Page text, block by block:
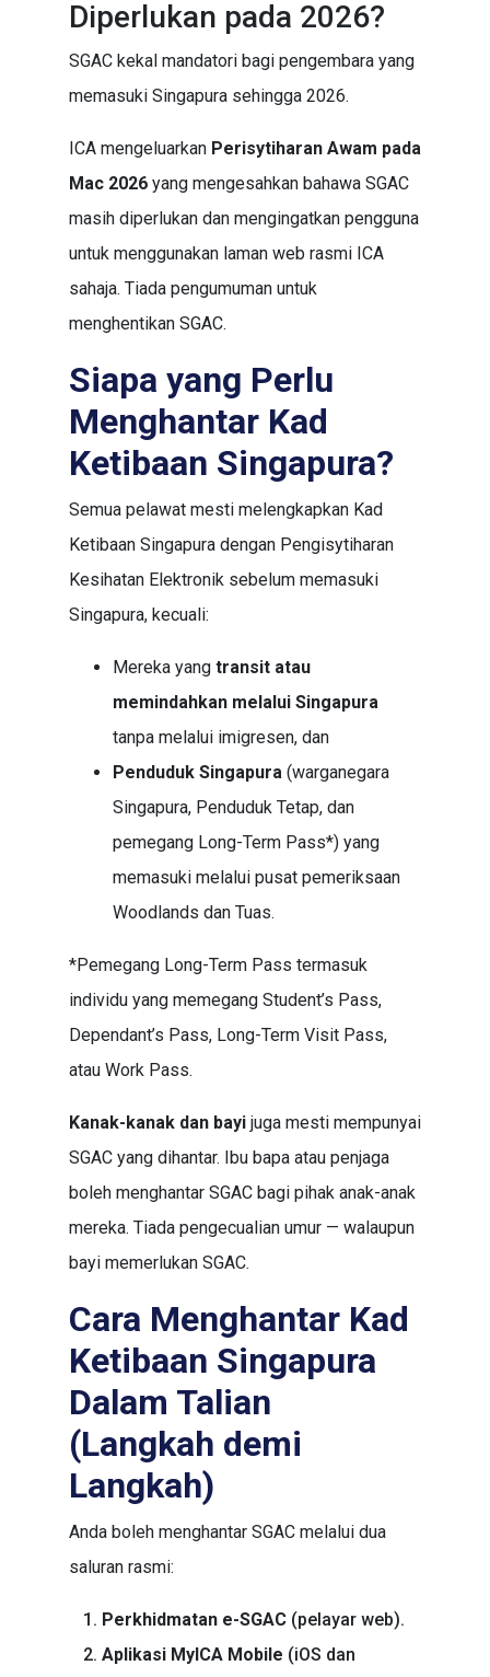
Diperlukan pada 2026?
SGAC kekal mandatori bagi pengembara yang
memasuki Singapura sehingga 2026.
ICA mengeluarkan Perisytiharan Awam pada
Mac 2026 yang mengesahkan bahawa SGAC
masih diperlukan dan mengingatkan pengguna
untuk menggunakan laman web rasmi ICA
sahaja. Tiada pengumuman untuk
menghentikan SGAC.
Siapa yang Perlu
Menghantar Kad
Ketibaan Singapura?
Semua pelawat mesti melengkapkan Kad
Ketibaan Singapura dengan Pengisytiharan
Kesihatan Elektronik sebelum memasuki
Singapura, kecuali:
Mereka yang transit atau
memindahkan melalui Singapura
tanpa melalui imigresen, dan
Penduduk Singapura (warganegara
Singapura, Penduduk Tetap, dan
pemegang Long-Term Pass*) yang
memasuki melalui pusat pemeriksaan
Woodlands dan Tuas.
*Pemegang Long-Term Pass termasuk
individu yang memegang Student’s Pass,
Dependant’s Pass, Long-Term Visit Pass,
atau Work Pass.
Kanak-kanak dan bayi juga mesti mempunyai
SGAC yang dihantar. Ibu bapa atau penjaga
boleh menghantar SGAC bagi pihak anak-anak
mereka. Tiada pengecualian umur — walaupun
bayi memerlukan SGAC.
Cara Menghantar Kad
Ketibaan Singapura
Dalam Talian
(Langkah demi
Langkah)
Anda boleh menghantar SGAC melalui dua
saluran rasmi:
Perkhidmatan e-SGAC (pelayar web).
Aplikasi MyICA Mobile (iOS dan